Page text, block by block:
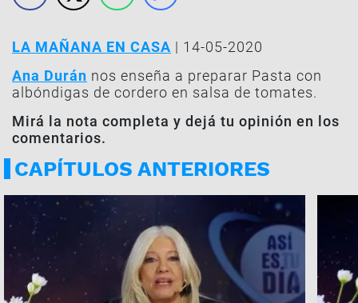
LA MAÑANA EN CASA | 14-05-2020
Ana Durán nos enseña a preparar Pasta con
albóndigas de cordero en salsa de tomates.
Mirá la nota completa y dejá tu opinión en los
comentarios.
CAPÍTULOS ANTERIORES